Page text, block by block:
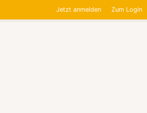
Jetzt anmelden Zum Login